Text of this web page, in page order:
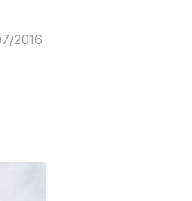
2016